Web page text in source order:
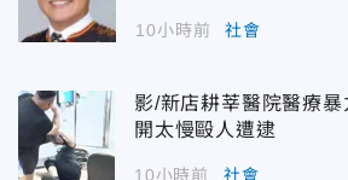
10小時前 社會
影/新店耕莘醫院醫療
開太慢毆人遭逮
10小時前 社會